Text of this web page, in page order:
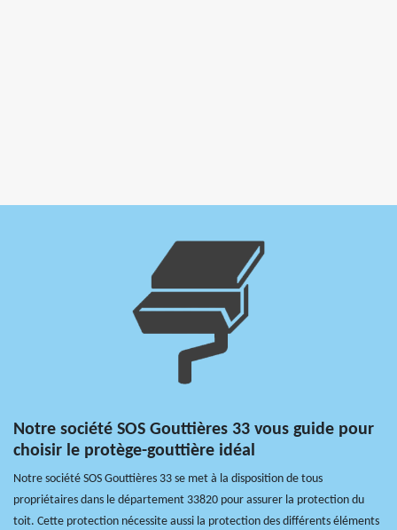
Notre société SOS Gouttières 33 vous guide pour
choisir le protège-gouttière idéal
Notre société SOS Gouttières 33 se met à la disposition de tous
propriétaires dans le département 33820 pour assurer la protection du
toit. Cette protection nécessite aussi la protection des différents éléments